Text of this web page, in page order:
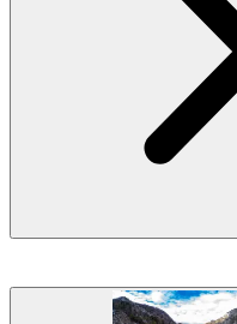
At opdage det bedste af
Ptuj, den ældste